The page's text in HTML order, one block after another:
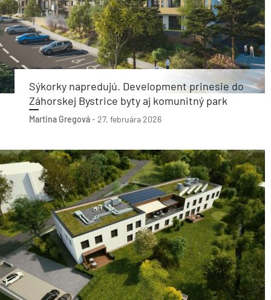
Sýkorky napredujú. Development prinesie do
Záhorskej Bystrice byty aj komunitný park
Martina Gregová- 27. februára 2026